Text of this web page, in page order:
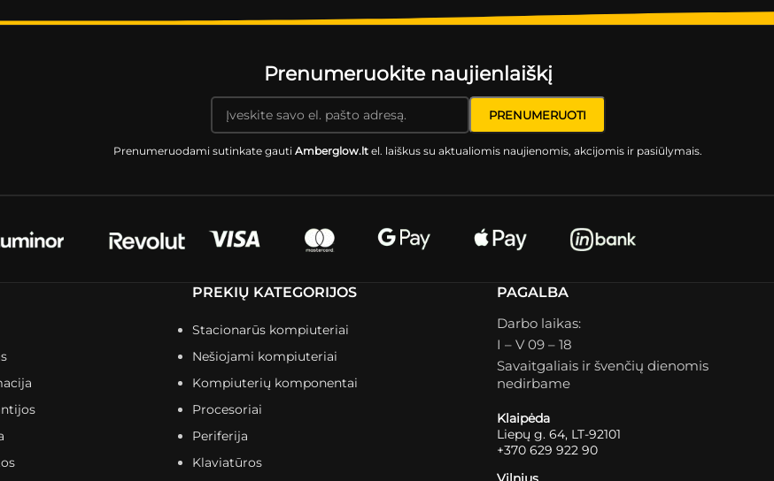
Prenumeruokite naujienlaiškį
Prenumeruodami sutinkate gautiAmberglow.lt el. laiškus su aktualiomis naujienomis, akcijomis ir pasiūlymais.
PREKIŲ KATEGORIJOS
Stacionarūs kompiuteriai
Nešiojami kompiuteriai
Kompiuterių komponentai
Procesoriai
Periferija
Klaviatūros
PAGALBA
Darbo laikas:
I – V 09 – 18
Savaitgaliais ir švenčių dienomis
nedirbame
Klaipėda
Liepų g. 64, LT-92101
+370 629 922 90